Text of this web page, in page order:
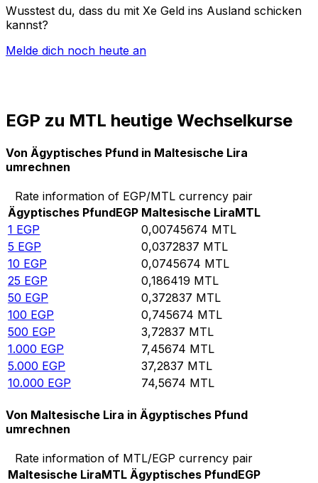
Wusstest du, dass du mit Xe Geld ins Ausland schicken
kannst?
Melde dich noch heute an
EGP zu MTL heutige Wechselkurse
Von Ägyptisches Pfund in Maltesische Lira
umrechnen
Rate information of EGP/MTL currency pair
Ägyptisches PfundEGP Maltesische LiraMTL
1 EGP 0,00745674 MTL
5 EGP 0,0372837 MTL
10 EGP 0,0745674 MTL
25 EGP 0,186419 MTL
50 EGP 0,372837 MTL
100 EGP 0,745674 MTL
500 EGP 3,72837 MTL
1.000 EGP 7,45674 MTL
5.000 EGP 37,2837 MTL
10.000 EGP 74,5674 MTL
Von Maltesische Lira in Ägyptisches Pfund
umrechnen
Rate information of MTL/EGP currency pair
Maltesische LiraMTL Ägyptisches PfundEGP